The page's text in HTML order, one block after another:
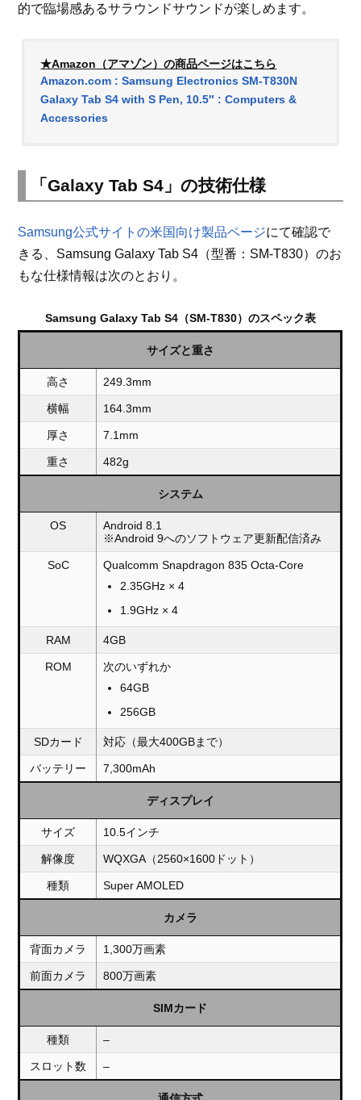
的で臨場感あるサラウンドサウンドが楽しめます。
★Amazon（アマゾン）の商品ページはこちら
Amazon.com : Samsung Electronics SM-T830N
Galaxy Tab S4 with S Pen, 10.5″ : Computers &
Accessories
「Galaxy Tab S4」の技術仕様
Samsung公式サイトの米国向け製品ページにて確認で
きる、Samsung Galaxy Tab S4（型番：SM-T830）のお
もな仕様情報は次のとおり。
Samsung Galaxy Tab S4（SM-T830）のスペック表
サイズと重さ
高さ 249.3mm
横幅 164.3mm
厚さ 7.1mm
重さ 482g
システム
OS
Android 8.1
※Android 9へのソフトウェア更新配信済み
SoC
Qualcomm Snapdragon 835 Octa-Core
2.35GHz × 4
1.9GHz × 4
RAM 4GB
ROM
次のいずれか
64GB
256GB
SDカード 対応（最大400GBまで）
バッテリー 7,300mAh
ディスプレイ
サイズ 10.5インチ
解像度 WQXGA（2560×1600ドット）
種類 Super AMOLED
カメラ
背面カメラ 1,300万画素
前面カメラ 800万画素
SIMカード
種類 –
スロット数 –